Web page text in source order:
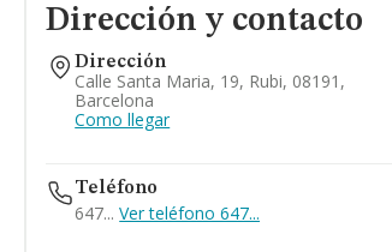
Dirección y contacto
Dirección
Calle Santa Maria, 19, Rubi, 08191,
Barcelona
Como llegar
Teléfono
647...Ver teléfono 647...